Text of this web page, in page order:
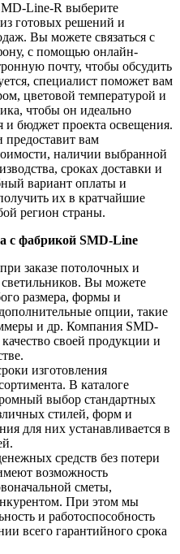
Line-R выберите
готовых решений и
Вы можете связаться с
с помощью онлайн-
почту, чтобы обсудить
специалист поможет вам
цветовой температурой и
чтобы он идеально
и бюджет проекта освещения.
вам
наличии выбранной
сроках доставки и
вариант оплаты и
их в кратчайшие
регион страны.
с фабрикой SMD-Line
заказе потолочных и
Вы можете
размера, формы и
опции, такие
и др. Компания SMD-
своей продукции и
изготовления
В каталоге
выбор стандартных
стилей, форм и
для них устанавливается в
средств без потери
возможность
сметы,
При этом мы
и работоспособность
всего гарантийного срока